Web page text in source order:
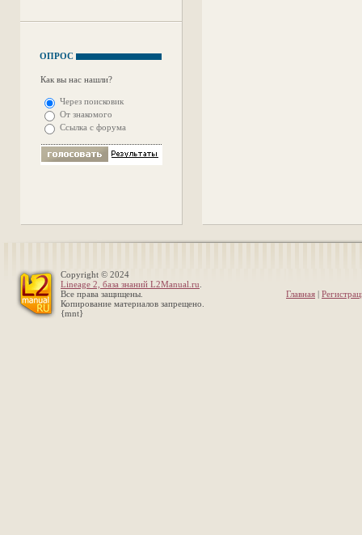
ОПРОС
Как вы нас нашли?
Через поисковик
От знакомого
Ссылка с форума
Copyright © 2024
Lineage 2, база знаний L2Manual.ru
Все права защищены.
Копирование материалов запрещено.
{mnt}
Главная |